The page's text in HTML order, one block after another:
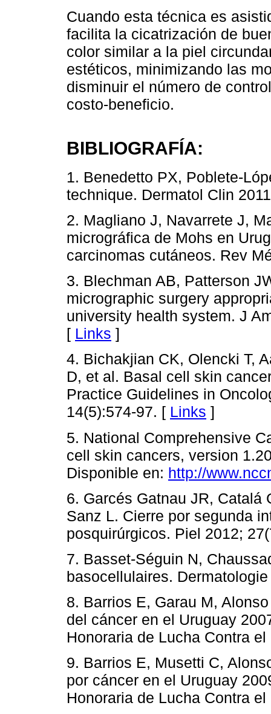
Cuando esta técnica es
facilita la cicatrización de
color similar a la piel
estéticos, minimizando las
disminuir el número de
costo-beneficio.
BIBLIOGRAFÍA:
1. Benedetto PX, Poblete-
technique. Dermatol Clin
2. Magliano J, Navarrete J,
micrográfica de Mohs en
carcinomas cutáneos. Rev
3. Blechman AB, Patterson
micrographic surgery
university health system. J
[ Links ]
4. Bichakjian CK, Olencki T,
D, et al. Basal cell skin
Practice Guidelines in
14(5):574-97. [ Links ]
5. National Comprehensive
cell skin cancers, version
Disponible en: http://
6. Garcés Gatnau JR, Catalá
Sanz L. Cierre por segunda
posquirúrgicos. Piel 2012;
7. Basset-Séguin N,
basocellulaires.
8. Barrios E, Garau M,
del cáncer en el Uruguay
Honoraria de Lucha Contra
9. Barrios E, Musetti C,
por cáncer en el Uruguay
Honoraria de Lucha Contra